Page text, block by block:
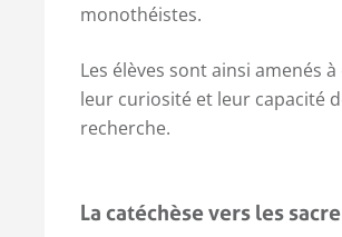
monothéistes.
Les élèves sont ainsi amenés
leur curiosité et leur capacité
recherche.
Lacatéchèsevers les